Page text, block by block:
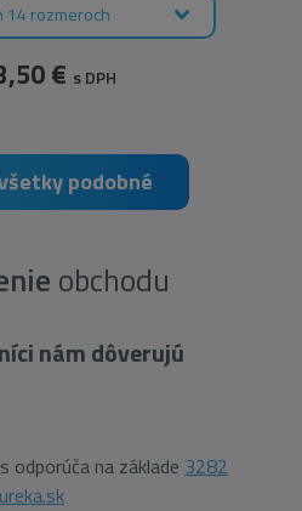
14 rozmeroch
€ s DPH
podobné
obchodu
nám dôverujú
odporúča na základe 3282